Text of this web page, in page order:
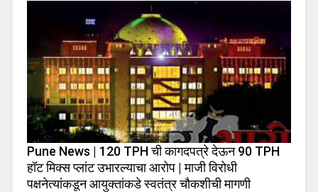
Pune News | 120 TPH ची कागदपत्रे देऊन 90 TPH
हॉट मिक्स प्लांट उभारल्याचा आरोप | माजी विरोधी
पक्षनेत्यांकडून आयुक्तांकडे स्वतंत्र चौकशीची मागणी